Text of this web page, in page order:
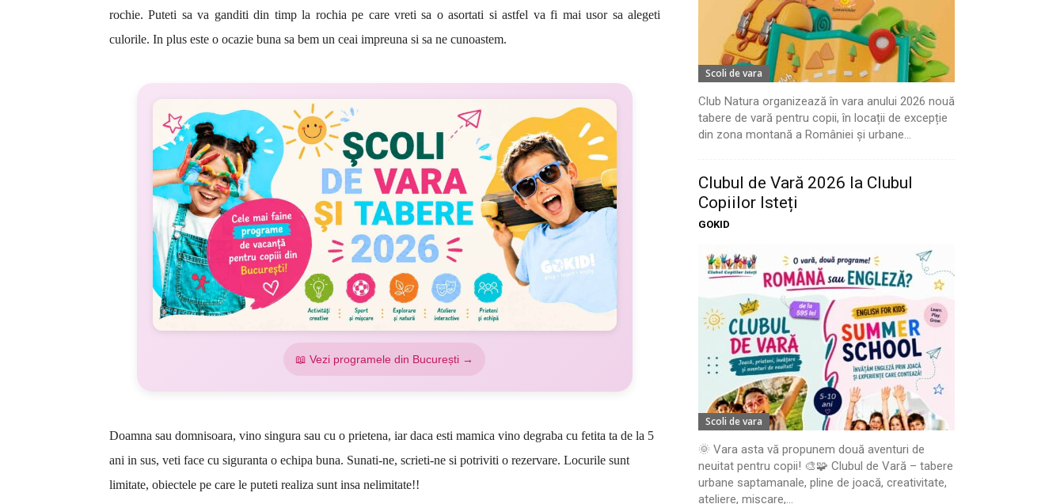
rochie. Puteti sa va ganditi din timp la rochia pe care vreti sa o asortati si astfel va fi mai usor sa alegeti
culorile. In plus este o ocazie buna sa bem un ceai impreuna si sa ne cunoastem.
📖 Vezi programele din București →
Doamna sau domnisoara, vino singura sau cu o prietena, iar daca esti mamica vino degraba cu fetita ta de la 5
ani in sus, veti face cu siguranta o echipa buna. Sunati-ne, scrieti-ne si potriviti o rezervare. Locurile sunt
limitate, obiectele pe care le puteti realiza sunt insa nelimitate!!
Scoli de vara
Club Natura organizează în vara anului 2026 nouă
tabere de vară pentru copii, în locații de excepție
din zona montană a României și urbane...
Clubul de Vară 2026 la Clubul
Copiilor Isteți
GOKID
Scoli de vara
🌞 Vara asta vă propunem două aventuri de
neuitat pentru copii! 🎨🧩 Clubul de Vară – tabere
urbane saptamanale, pline de joacă, creativitate,
ateliere, mișcare,...